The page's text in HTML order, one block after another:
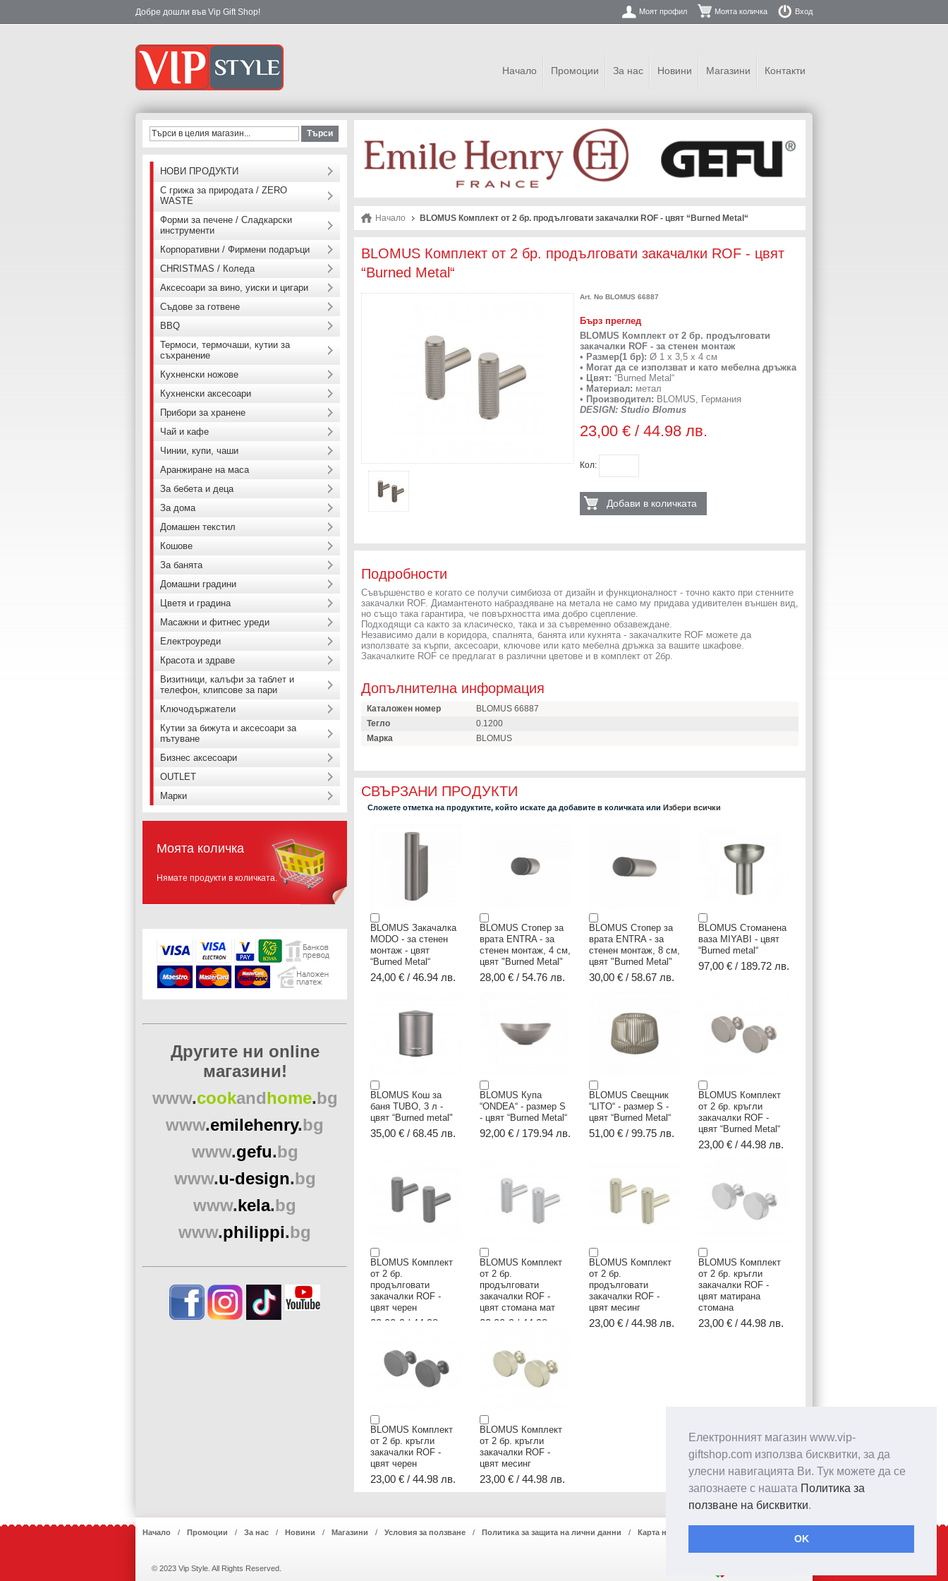
Електронният магазин www.vip-
giftshop.com използва бисквитки, за да
улесни навигацията Ви. Тук можете да се
запознаете с нашата Политика за
ползване на бисквитки.
OK
Добре дошли във Vip Gift Shop! Моят профил Моята количка Вход
Начало Промоции За нас Новини Магазини Контакти
Начало BLOMUS Комплект от 2 бр. продълговати закачалки ROF - цвят “Burned Metal“
BLOMUS Комплект от 2 бр. продълговати закачалки ROF - цвят
“Burned Metal“
Art. No BLOMUS 66887
Бърз преглед
BLOMUS Комплект от 2 бр. продълговати
закачалки ROF - за стенен монтаж
• Размер(1 бр): Ø 1 х 3,5 х 4 см
• Могат да се използват и като мебелна дръжка
• Цвят: “Burned Metal“
• Материал: метал
• Производител: BLOMUS, Германия
DESIGN: Studio Blomus
23,00 € / 44.98 лв.
Кол:
Добави в количката
Подробности
Съвършенство е когато се получи симбиоза от дизайн и функционалност - точно както при стенните
закачалки ROF. Диамантеното набраздяване на метала не само му придава удивителен външен вид,
но също така гарантира, че повърхността има добро сцепление.
Подходящи са както за класическо, така и за съвременно обзавеждане.
Независимо дали в коридора, спалнята, банята или кухнята - закачалките ROF можете да
използвате за кърпи, аксесоари, ключове или като мебелна дръжка за вашите шкафове.
Закачалките ROF се предлагат в различни цветове и в комплект от 2бр.
Допълнителна информация
Каталожен номер
BLOMUS 66887
Тегло
0.1200
Марка
BLOMUS
СВЪРЗАНИ ПРОДУКТИ
Сложете отметка на продуктите, който искате да добавите в количката или Избери всички
BLOMUS Закачалка
MODO - за стенен
монтаж - цвят
“Burned Metal“
24,00 € / 46.94 лв.
BLOMUS Стопер за
врата ENTRA - за
стенен монтаж, 4 см,
цвят "Burned Metal"
28,00 € / 54.76 лв.
BLOMUS Стопер за
врата ENTRA - за
стенен монтаж, 8 см,
цвят "Burned Metal"
30,00 € / 58.67 лв.
BLOMUS Стоманена
ваза MIYABI - цвят
“Burned metal“
97,00 € / 189.72 лв.
BLOMUS Кош за
баня TUBO, 3 л -
цвят “Burned metal"
35,00 € / 68.45 лв.
BLOMUS Купа
“ONDEA“ - размер S
- цвят “Burned Metal“
92,00 € / 179.94 лв.
BLOMUS Свещник
“LITO“ - размер S -
цвят “Burned Metal“
51,00 € / 99.75 лв.
BLOMUS Комплект
от 2 бр. кръгли
закачалки ROF -
цвят “Burned Metal“
23,00 € / 44.98 лв.
BLOMUS Комплект
от 2 бр.
продълговати
закачалки ROF -
цвят черен
23,00 € / 44.98 лв.
BLOMUS Комплект
от 2 бр.
продълговати
закачалки ROF -
цвят стомана мат
23,00 € / 44.98 лв.
BLOMUS Комплект
от 2 бр.
продълговати
закачалки ROF -
цвят месинг
23,00 € / 44.98 лв.
BLOMUS Комплект
от 2 бр. кръгли
закачалки ROF -
цвят матирана
стомана
23,00 € / 44.98 лв.
BLOMUS Комплект
от 2 бр. кръгли
закачалки ROF -
цвят черен
23,00 € / 44.98 лв.
BLOMUS Комплект
от 2 бр. кръгли
закачалки ROF -
цвят месинг
23,00 € / 44.98 лв.
Търси
НОВИ ПРОДУКТИ
С грижа за природата / ZERO
WASTE
Форми за печене / Сладкарски
инструменти
Корпоративни / Фирмени подаръци
CHRISTMAS / Коледа
Аксесоари за вино, уиски и цигари
Съдове за готвене
BBQ
Термоси, термочаши, кутии за
съхранение
Кухненски ножове
Кухненски аксесоари
Прибори за хранене
Чай и кафе
Чинии, купи, чаши
Аранжиране на маса
За бебета и деца
За дома
Домашен текстил
Кошове
За банята
Домашни градини
Цветя и градина
Масажни и фитнес уреди
Електроуреди
Красота и здраве
Визитници, калъфи за таблет и
телефон, клипсове за пари
Ключодържатели
Кутии за бижута и аксесоари за
пътуване
Бизнес аксесоари
OUTLET
Марки
Моята количка
Нямате продукти в количката.
Другите ни online
магазини!
www.cookandhome.bg
www.emilehenry.bg
www.gefu.bg
www.u-design.bg
www.kela.bg
www.philippi.bg
Начало Промоции За нас Новини Магазини Условия за ползване Политика за защита на лични данни Карта на сайта
© 2023 Vip Style. All Rights Reserved.